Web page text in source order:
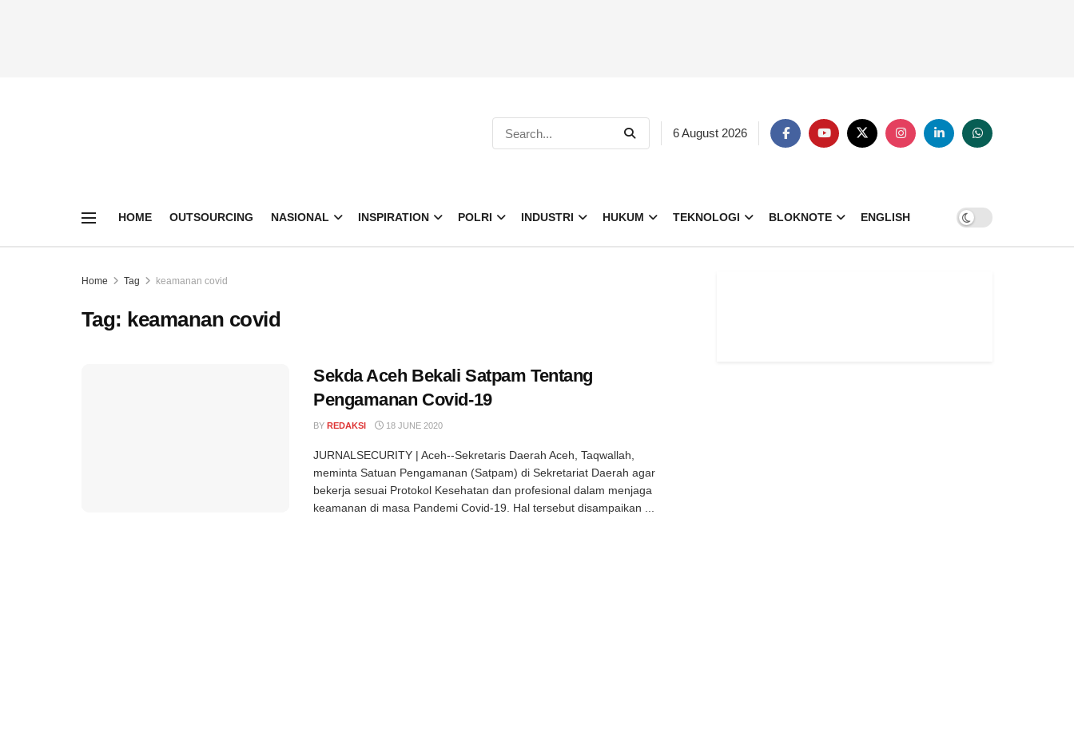
6 August 2026
HOME OUTSOURCING NASIONAL INSPIRATION POLRI INDUSTRI HUKUM TEKNOLOGI BLOKNOTE ENGLISH
Home Tag keamanan covid
Tag: keamanan covid
Sekda Aceh Bekali Satpam Tentang
Pengamanan Covid-19
BY REDAKSI 18 JUNE 2020
JURNALSECURITY | Aceh--Sekretaris Daerah Aceh, Taqwallah,
meminta Satuan Pengamanan (Satpam) di Sekretariat Daerah agar
bekerja sesuai Protokol Kesehatan dan profesional dalam menjaga
keamanan di masa Pandemi Covid-19. Hal tersebut disampaikan ...